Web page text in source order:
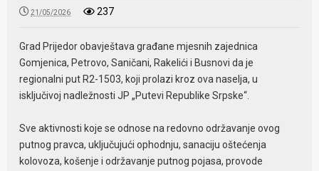
21/05/2026 237
Grad Prijedor obavještava građane mjesnih zajednica
Gomjenica, Petrovo, Saničani, Rakelići i Busnovi da je
regionalni put R2-1503, koji prolazi kroz ova naselja, u
isključivoj nadležnosti JP „Putevi Republike Srpske“.
Sve aktivnosti koje se odnose na redovno održavanje ovog
putnog pravca, uključujući ophodnju, sanaciju oštećenja
kolovoza, košenje i održavanje putnog pojasa, provode